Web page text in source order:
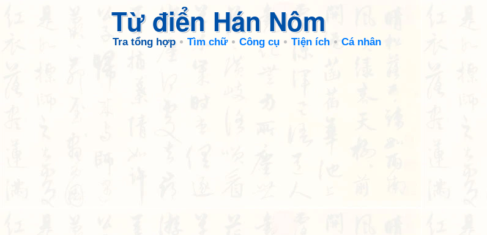
Từ điển Hán Nôm
Tra tổng hợp Tìm chữ Công cụ Tiện ích Cá nhân